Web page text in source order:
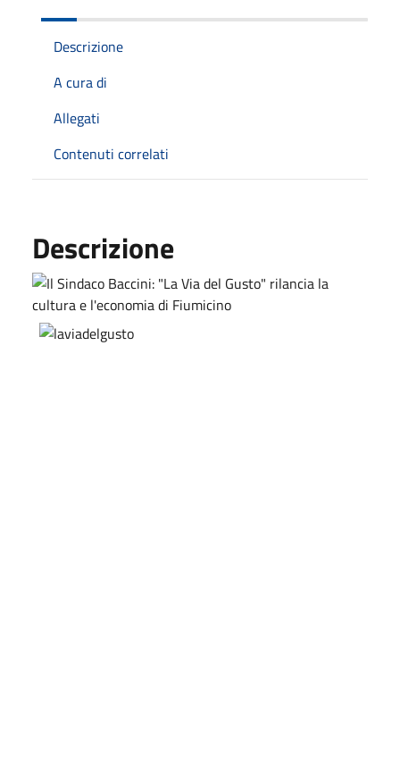
Descrizione
A cura di
Allegati
Contenuti correlati
Descrizione